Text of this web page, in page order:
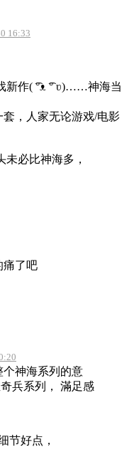
16:33
新作(⁠ ͡⁠°⁠ᴥ⁠ ͡⁠°⁠ ⁠ʋ⁠)……神海当
，人家无论游戏/电影
必比神海多，
痛了吧
神海系列的意
兵系列， 滿足感
节好点，